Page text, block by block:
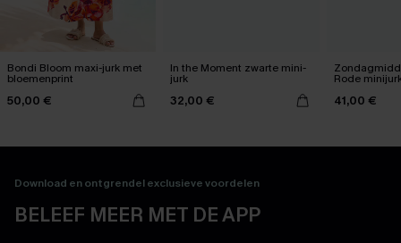
Bondi Bloom maxi-jurk met
bloemenprint
50,00 €
In the Moment zwarte mini-
jurk
32,00 €
Rode
41,00 €
Download en ontgrendel exclusieve voordelen
BELEEF MEER MET DE APP